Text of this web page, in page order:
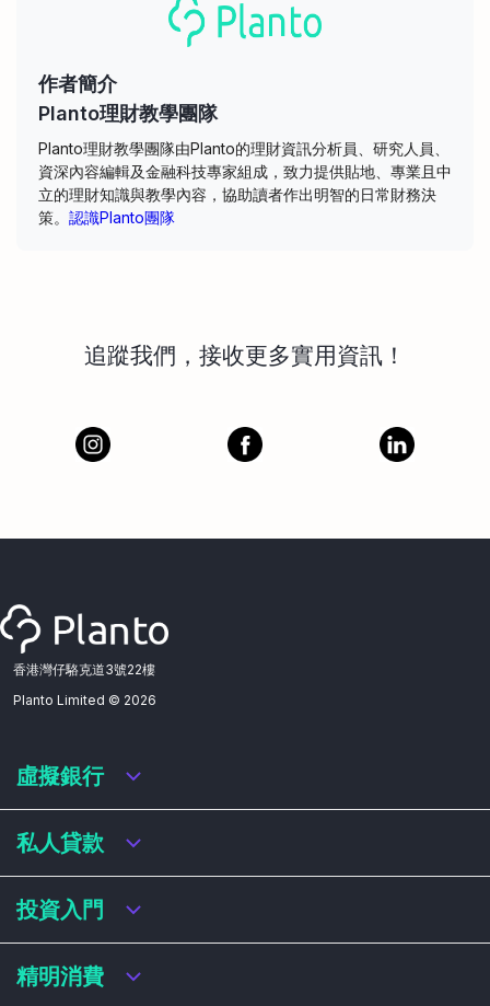
作者簡介
Planto理財教學團隊
Planto理財教學團隊由Planto的理財資訊分析員、研究人員、
資深內容編輯及金融科技專家組成，致力提供貼地、專業且中
立的理財知識與教學內容，協助讀者作出明智的日常財務決
策。 認識Planto團隊
追蹤我們，接收更多實用資訊！
香港灣仔駱克道3號22樓
Planto Limited © 2026
虛擬銀行
虛擬銀行迎新優惠
虛擬銀行存款利率比較
虛擬銀行銀扣賬卡 / 信用卡
虛擬銀行貸款
私人貸款
私人貸款年利率比較
網上即批貸款
結餘轉戶
稅務貸款
投資入門
港股戶口收費及迎新優惠
精明消費